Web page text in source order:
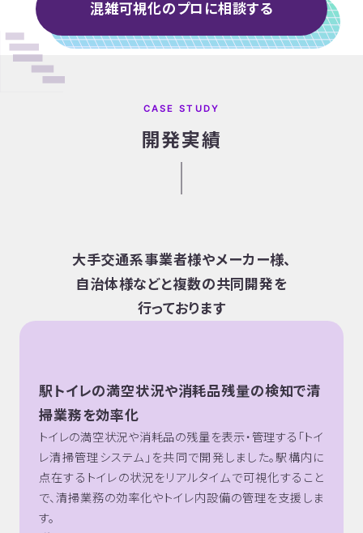
混雑可視化のプロに相談する
CASE STUDY
開発実績
大手交通系事業者様やメーカー様、
自治体様などと複数の共同開発を
行っております
駅トイレの満空状況や消耗品残量の検知で清
掃業務を効率化
トイレの満空状況や消耗品の残量を表示・管理する「トイ
レ清掃管理システム」を共同で開発しました。駅構内に
点在するトイレの状況をリアルタイムで可視化すること
で、清掃業務の効率化やトイレ内設備の管理を支援しま
す。